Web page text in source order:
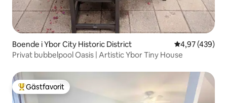
Boende i Ybor City Historic District 4,97 av 5 i
4,97 (439)
Privat bubbelpool Oasis | Artistic Ybor Tiny House
Populär gästfavorit
Gästfavorit